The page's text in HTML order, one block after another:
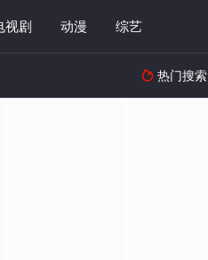
视剧 动漫 综艺
 热门搜索